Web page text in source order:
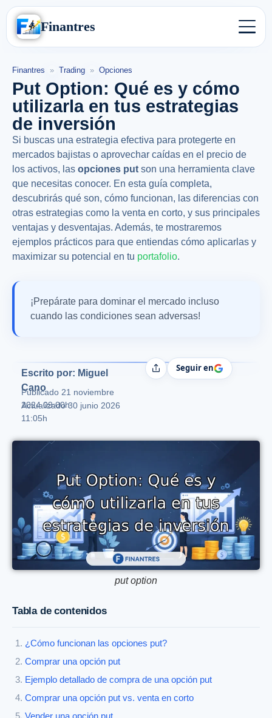
Finantres
Finantres » Trading » Opciones
Put Option: Qué es y cómo
utilizarla en tus estrategias
de inversión
Si buscas una estrategia efectiva para protegerte en
mercados bajistas o aprovechar caídas en el precio de
los activos, las opciones put son una herramienta clave
que necesitas conocer. En esta guía completa,
descubrirás qué son, cómo funcionan, las diferencias con
otras estrategias como la venta en corto, y sus principales
ventajas y desventajas. Además, te mostraremos
ejemplos prácticos para que entiendas cómo aplicarlas y
maximizar su potencial en tu portafolio.
¡Prepárate para dominar el mercado incluso
cuando las condiciones sean adversas!
Escrito por: Miguel
Cano
Publicado 21 noviembre
2024 09:00h
Actualizado 30 junio 2026
11:05h
CompartirSeguir en
put option
Tabla de contenidos
¿Cómo funcionan las opciones put?
Comprar una opción put
Ejemplo detallado de compra de una opción put
Comprar una opción put vs. venta en corto